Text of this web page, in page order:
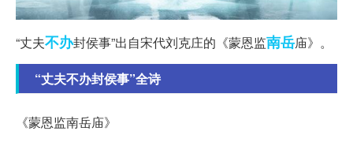
“丈夫不办封侯事”出自宋代刘克庄的《蒙恩监南岳庙》。
“丈夫不办封侯事”全诗
《蒙恩监南岳庙》